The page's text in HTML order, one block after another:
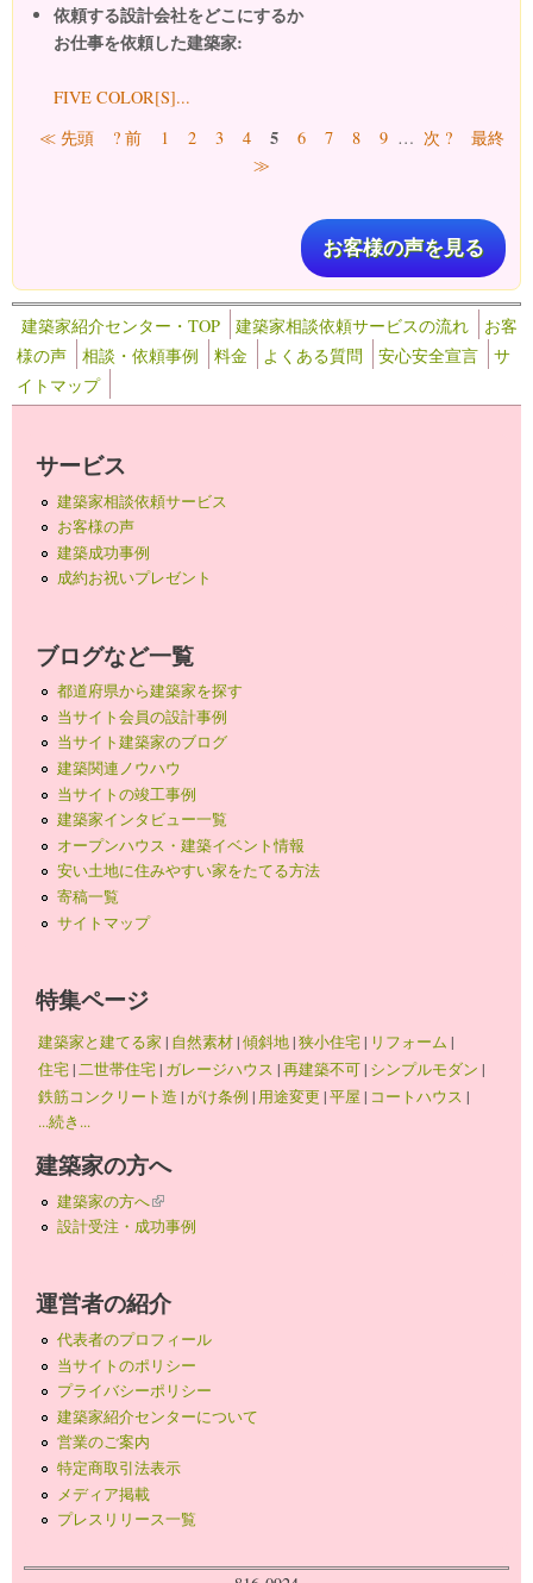
依頼する設計会社をどこにするか
お仕事を依頼した建築家:
FIVE COLOR[S]...
ページ
≪ 先頭 ? 前 1 2 3 4 5 6 7 8 9 … 次 ?
最終
≫
お客様の声を見る
建築家紹介センター・TOP 建築家相談依頼サービスの流れ
お客
様の声
相談・依頼事例 料金 よくある質問 安心安全宣言
サ
イトマップ
サービス
建築家相談依頼サービス
お客様の声
建築成功事例
成約お祝いプレゼント
ブログなど一覧
都道府県から建築家を探す
当サイト会員の設計事例
当サイト建築家のブログ
建築関連ノウハウ
当サイトの竣工事例
建築家インタビュー一覧
オープンハウス・建築イベント情報
安い土地に住みやすい家をたてる方法
寄稿一覧
サイトマップ
特集ページ
建築家と建てる家 | 自然素材|傾斜地|狭小住宅| リフォーム |
住宅|二世帯住宅| ガレージハウス |再建築不可| シンプルモダン |
鉄筋コンクリート造 |がけ条例 | 用途変更 |平屋 | コートハウス |
...続き...
建築家の方へ
建築家の方へ(link is external)
設計受注・成功事例
運営者の紹介
代表者のプロフィール
当サイトのポリシー
プライバシーポリシー
建築家紹介センターについて
営業のご案内
特定商取引法表示
メディア掲載
プレスリリース一覧